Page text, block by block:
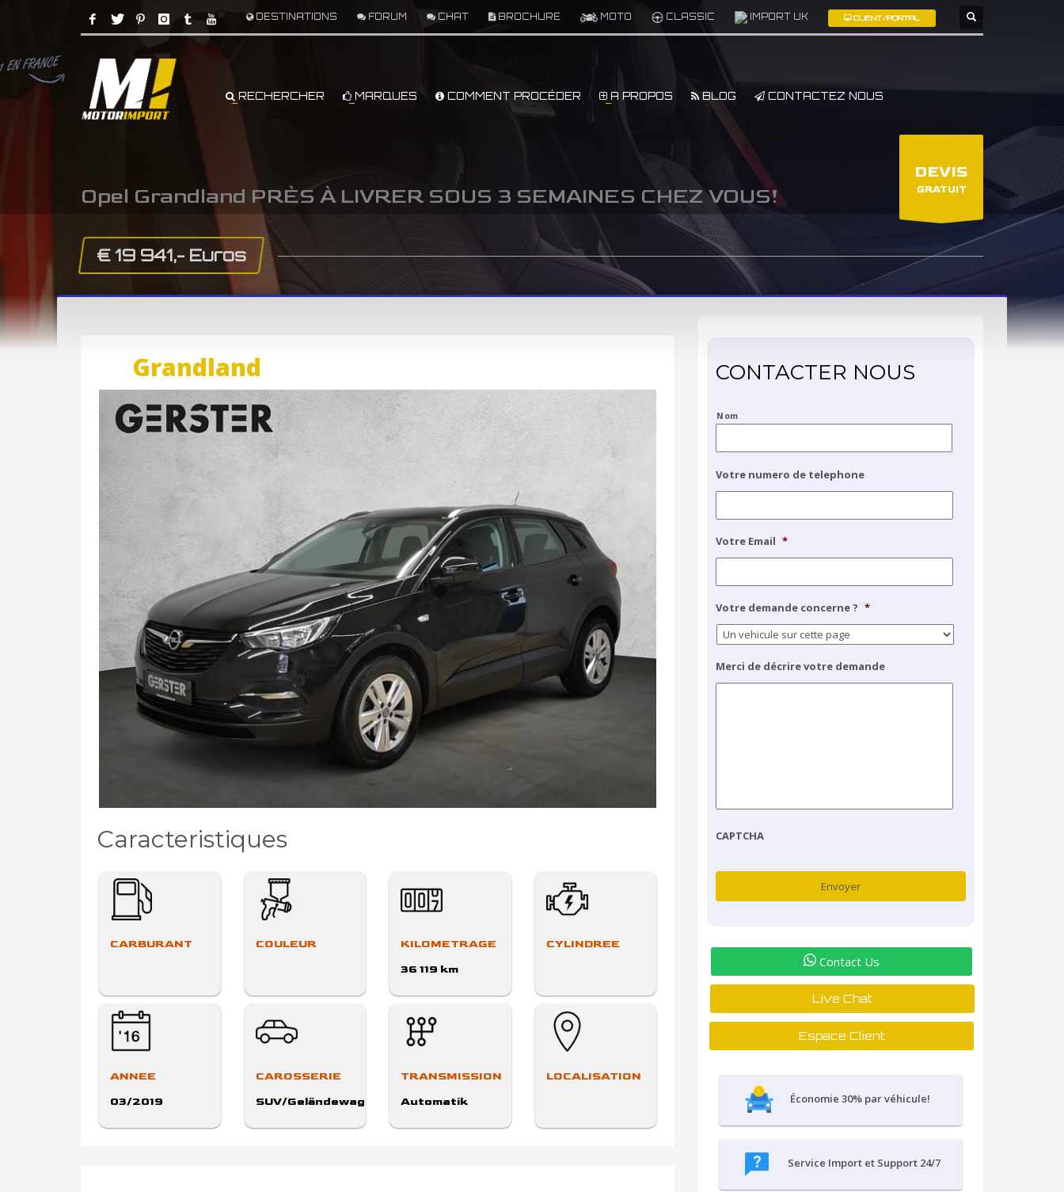
DESTINATIONS FORUM CHAT BROCHURE MOTO CLASSIC IMPORT UK CLIENT/PORTAL
RECHERCHER MARQUES COMMENT PROCÉDER A PROPOS BLOG CONTACTEZ NOUS
DEVIS
GRATUIT
Opel Grandland PRÈS À LIVRER SOUS 3 SEMAINES CHEZ VOUS!
€ 19 941,- Euros
Grandland
Caracteristiques
CARBURANT
ANNEE
03/2019
COULEUR
CAROSSERIE
SUV/Geländewagen/Pickup
KILOMETRAGE
36 119 km
TRANSMISSION
Automatik
CYLINDREE
LOCALISATION
CONTACTER NOUS
Nom
Votre numero de telephone
Votre Email *
Votre demande concerne ? *
Merci de décrire votre demande
CAPTCHA
Contact Us
Live Chat
Espace Client
Économie 30% par véhicule!
Service Import et Support 24/7